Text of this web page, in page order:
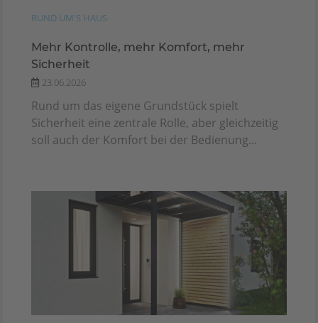
RUND UM'S HAUS
Mehr Kontrolle, mehr Komfort, mehr
Sicherheit
23.06.2026
Rund um das eigene Grundstück spielt
Sicherheit eine zentrale Rolle, aber gleichzeitig
soll auch der Komfort bei der Bedienung...